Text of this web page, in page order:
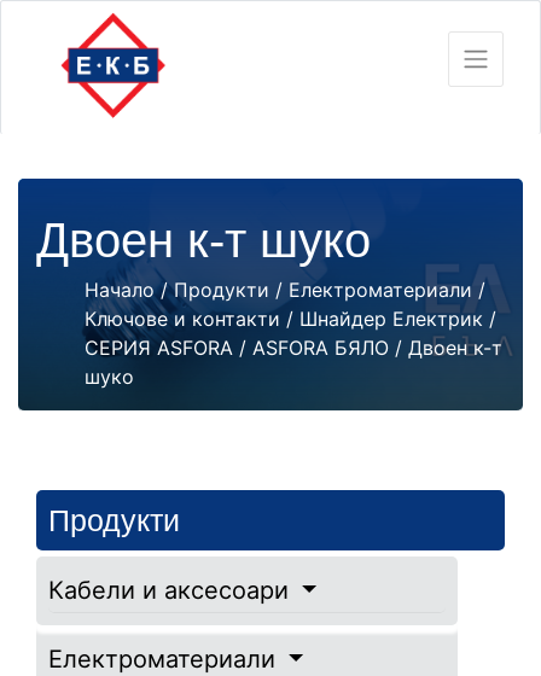
Двоен к-т шуко
Начало/Продукти / Електроматериали/
Ключове и контакти / Шнайдер Електрик /
СЕРИЯ ASFORA / ASFORA БЯЛО / Двоен к-т
шуко
Продукти
Кабели и аксесоари
Електроматериали